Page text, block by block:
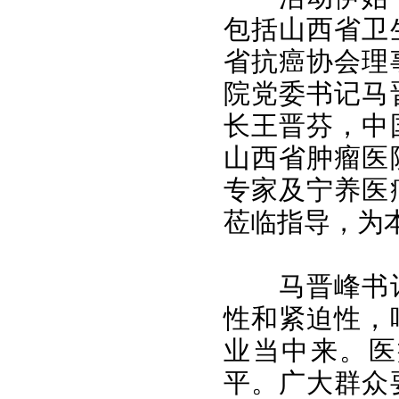
包括山西省卫
省抗癌协会
院党委书记
长王晋芬，中
山西省肿瘤
专家及宁养医
莅临指导，为
马晋峰书
性和紧迫性，
业当中来。
平。广大群众